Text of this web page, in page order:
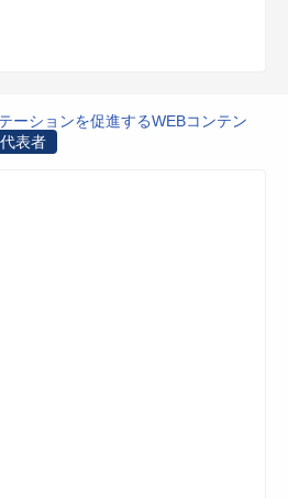
ーションを促進するWEBコンテン
表者